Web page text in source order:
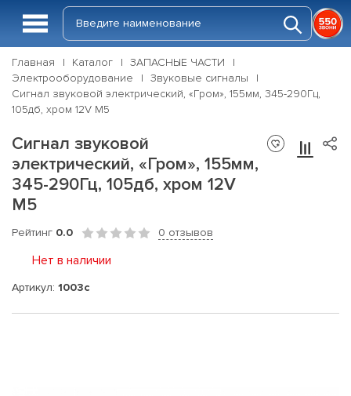
Главная Каталог
ЗАПАСНЫЕ ЧАСТИ
Электрооборудование
Звуковые сигналы
Сигнал звуковой электрический, «Гром», 155мм, 345-290Гц,
105дб, хром 12V М5
Сигнал звуковой
электрический, «Гром», 155мм,
345-290Гц, 105дб, хром 12V
М5
Рейтинг 0.0 0 отзывов
Нет в наличии
Артикул: 1003с